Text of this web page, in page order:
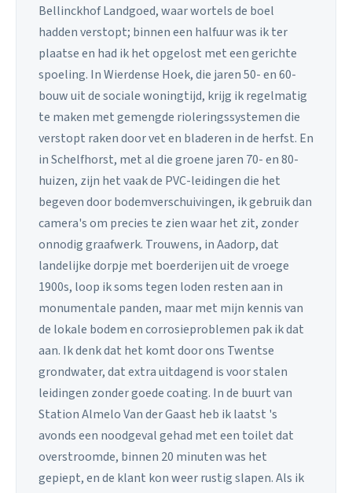
Bellinckhof Landgoed, waar wortels de boel
hadden verstopt; binnen een halfuur was ik ter
plaatse en had ik het opgelost met een gerichte
spoeling. In Wierdense Hoek, die jaren 50- en 60-
bouw uit de sociale woningtijd, krijg ik regelmatig
te maken met gemengde rioleringssystemen die
verstopt raken door vet en bladeren in de herfst. En
in Schelfhorst, met al die groene jaren 70- en 80-
huizen, zijn het vaak de PVC-leidingen die het
begeven door bodemverschuivingen, ik gebruik dan
camera's om precies te zien waar het zit, zonder
onnodig graafwerk. Trouwens, in Aadorp, dat
landelijke dorpje met boerderijen uit de vroege
1900s, loop ik soms tegen loden resten aan in
monumentale panden, maar met mijn kennis van
de lokale bodem en corrosieproblemen pak ik dat
aan. Ik denk dat het komt door ons Twentse
grondwater, dat extra uitdagend is voor stalen
leidingen zonder goede coating. In de buurt van
Station Almelo Van der Gaast heb ik laatst 's
avonds een noodgeval gehad met een toilet dat
overstroomde, binnen 20 minuten was het
gepiept, en de klant kon weer rustig slapen. Als ik